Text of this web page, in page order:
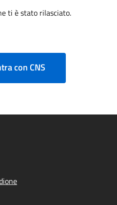
ti è stato rilasciato.
con CNS